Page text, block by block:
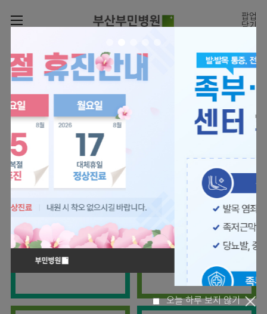
팝업
닫기
로그인
회원가입
나의진료정보
온라인진료예약
증명서재발급
증명서발급내역
전문센터
전문센터
전체보기
관절센터
로봇수술센터
족부·
족관절클리닉
척추센터
척추내시경센터
심뇌혈관센터
뇌신경센터
소화기센터
진료안내
진료과
진료과 전체보기
정형외과
신경외과
소화기내과
순환기내과
호흡기내과
신장내과
외과
의료진
진료시간표
외래진료
입원/
병문안
진료협력센터
이용안내
장비안내
층별안내
증명서재발급
서식다운로드
비급여진료비
감염예방
안내
병원소개
병원장인사말
비전과
부민스토리
조직도
연구교육
미디어센터
언론보도
인재채용
온라인
칭찬합시다
부민그룹소개
이사장소개
비전과
핵심가치
HI
부민스토리
부민그룹소식
사회공헌
건강토크
ENG
RUS
진료예약
빠르고 쉬운 진료예약을
하실 수 있습니다.
대표전화 | 1670-0082
의료진 소개
월요일 09:00~18:00
화~금 09:00~17:00
관절센터
보건복지부 지정
관절전문병원
척추센터
최소상처 척추수술을 원칙
국제의사교육센터 지정센터